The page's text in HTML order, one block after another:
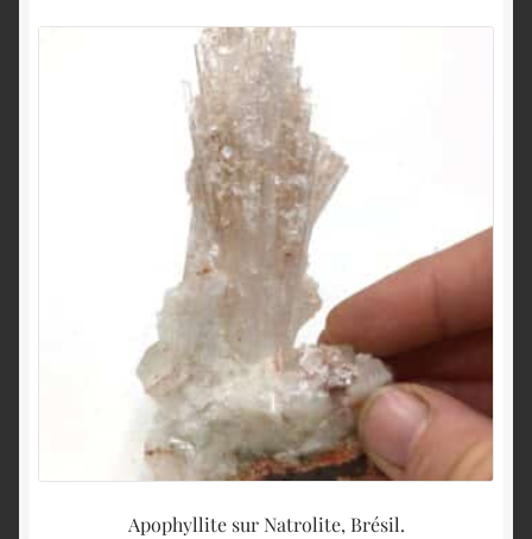
Apophyllite sur Natrolite, Brésil.